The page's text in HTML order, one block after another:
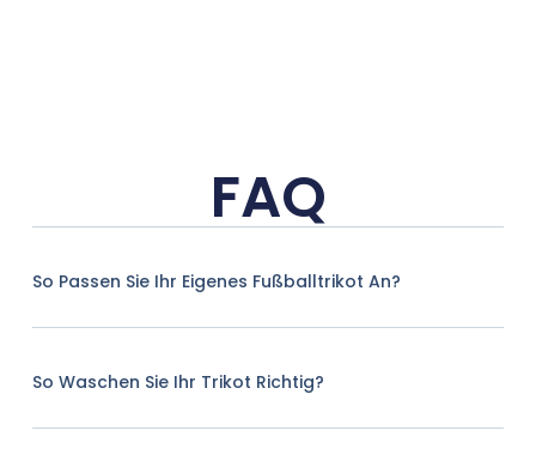
FAQ
So Passen Sie Ihr Eigenes Fußballtrikot An?
So Waschen Sie Ihr Trikot Richtig?